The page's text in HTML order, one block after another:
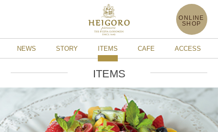
ONLINE
SHOP
NEWS STORY ITEMS CAFE ACCESS
ITEMS